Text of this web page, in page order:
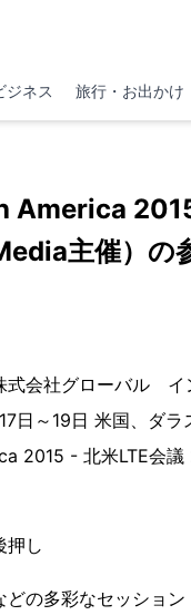
ジネス 旅行・お出かけ
America
主催）の
式会社グローバル
日～19日 米国、ダ
2015 - 北米LTE会
押し
の多彩なセッション